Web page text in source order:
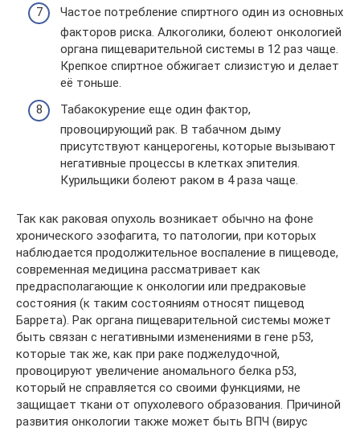
Частое потребление спиртного один из основных
факторов риска. Алкоголики, болеют онкологией
органа пищеварительной системы в 12 раз чаще.
Крепкое спиртное обжигает слизистую и делает
её тоньше.
Табакокурение еще один фактор,
провоцирующий рак. В табачном дыму
присутствуют канцерогены, которые вызывают
негативные процессы в клетках эпителия.
Курильщики болеют раком в 4 раза чаще.
Так как раковая опухоль возникает обычно на фоне
хронического эзофагита, то патологии, при которых
наблюдается продолжительное воспаление в пищеводе,
современная медицина рассматривает как
предрасполагающие к онкологии или предраковые
состояния (к таким состояниям относят пищевод
Баррета). Рак органа пищеварительной системы может
быть связан с негативными изменениями в гене р53,
которые так же, как при раке поджелудочной,
провоцируют увеличение аномального белка р53,
который не справляется со своими функциями, не
защищает ткани от опухолевого образования. Причиной
развития онкологии также может быть ВПЧ (вирус